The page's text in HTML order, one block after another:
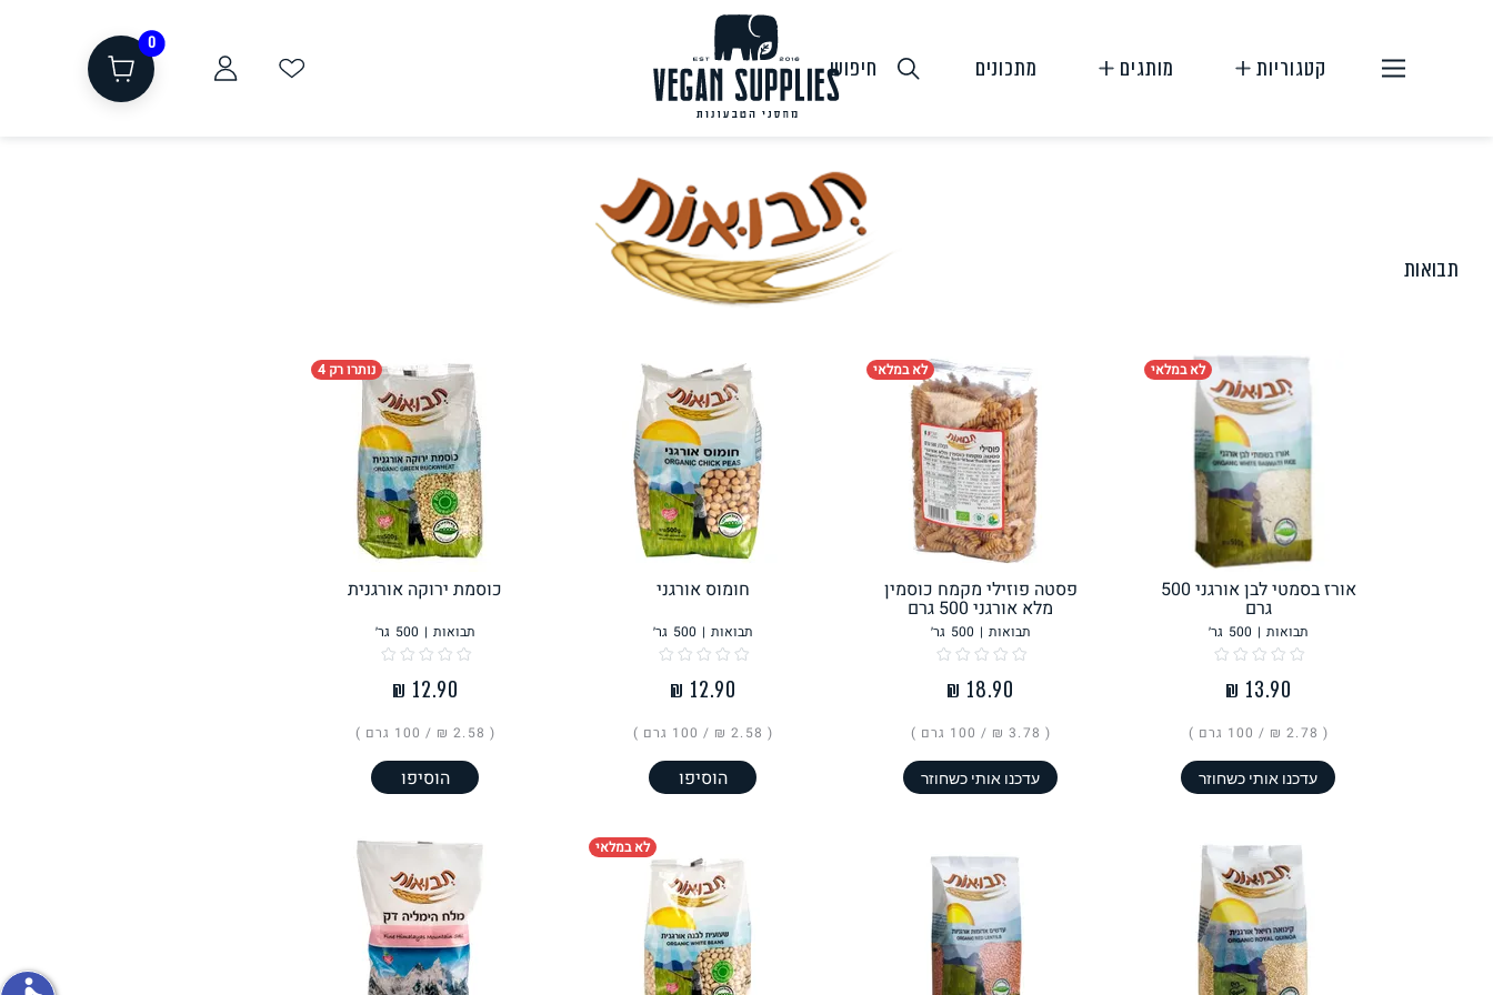
קטגוריות מותגים מתכונים חיפוש
0
לחם, עוגות, מאפים גלידות טבעוניות פסטה, אטריות וקטניות תבשילים ומרקים פירות וירקות
ממרחים ורטבים מבצעים ללא גלוטן עשיר בחלבון על האש
איטלקי אפייה טבעונית שניצל ונאגטס שכולנו
אוהבים
תבואות
לא במלאי
אורז בסמטי לבן אורגני 500
גרם
500 גר׳ | תבואות
( ‏2.78 ₪ / 100 גרם )
עדכנו אותי כשחוזר
לא במלאי
פסטה פוזילי מקמח כוסמין
מלא אורגני 500 גרם
500 גר׳ | תבואות
( ‏3.78 ₪ / 100 גרם )
עדכנו אותי כשחוזר
חומוס אורגני
500 גר׳ | תבואות
( ‏2.58 ₪ / 100 גרם )
הוסיפו
נותרו רק 4
כוסמת ירוקה אורגנית
500 גר׳ | תבואות
( ‏2.58 ₪ / 100 גרם )
הוסיפו
לא במלאי